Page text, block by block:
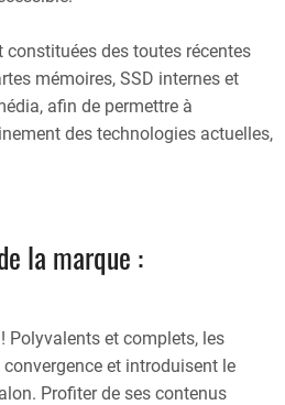
constituées des toutes récentes
mémoires, SSD internes et
afin de permettre à
des technologies actuelles,
la marque :
Polyvalents et complets, les
et introduisent le
Profiter de ses contenus